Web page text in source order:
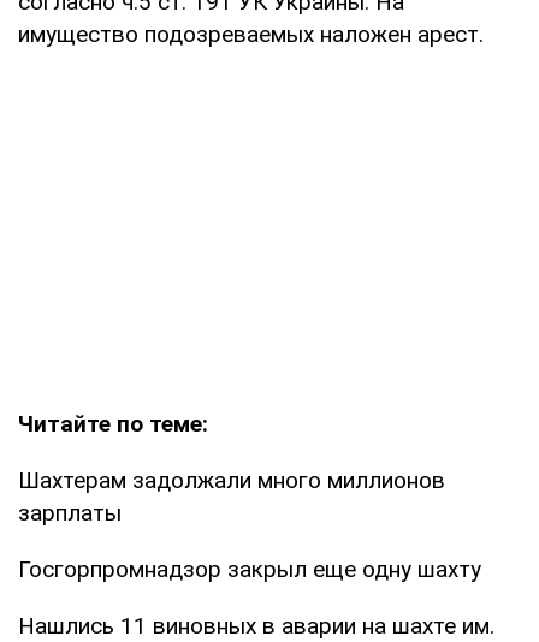
имущество подозреваемых наложен арест.
Читайте по теме:
Шахтерам задолжали много миллионов
зарплаты
Госгорпромнадзор закрыл еще одну шахту
Нашлись 11 виновных в аварии на шахте им.